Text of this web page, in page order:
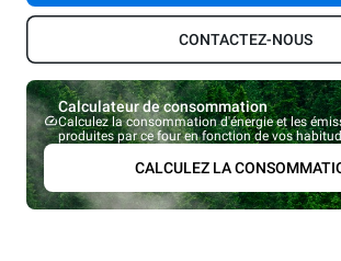
CONTACTEZ-NOUS
Calculateur de consommation
Calculez la consommation d'énergie et les
produites par ce four en fonction de vos
CALCULEZ LA